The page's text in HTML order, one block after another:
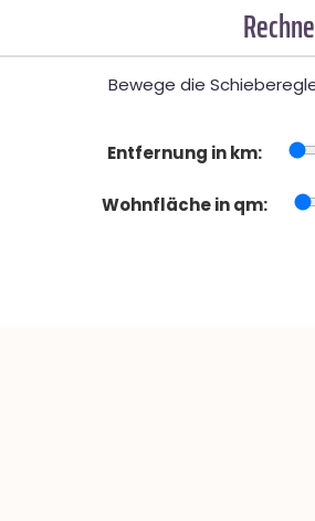
Bewege die
Entfernung in km:
Wohnfläche in qm: